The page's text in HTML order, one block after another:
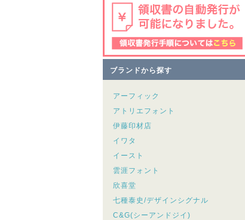
ブランドから探す
アーフィック
アトリエフォント
伊藤印材店
イワタ
イースト
雲涯フォント
欣喜堂
七種泰史/デザインシグナル
C&G(シーアンドジイ)